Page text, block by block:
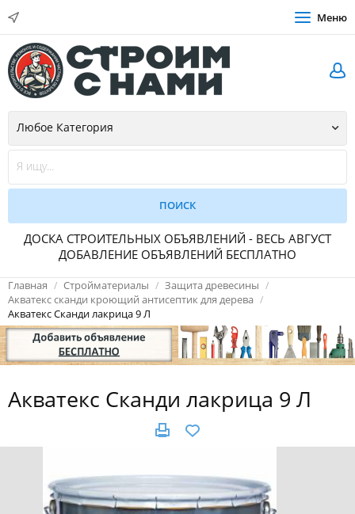
Меню
ДОСКА СТРОИТЕЛЬНЫХ ОБЪЯВЛЕНИЙ - ВЕСЬ АВГУСТ
ДОБАВЛЕНИЕ ОБЪЯВЛЕНИЙ БЕСПЛАТНО
Главная Стройматериалы
Защита древесины
Акватекс сканди кроющий антисептик для дерева
Акватекс Сканди лакрица 9 Л
Акватекс Сканди лакрица 9 Л